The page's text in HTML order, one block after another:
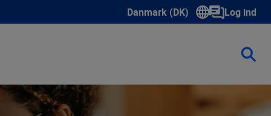
Danmark (DK)
Show submenu for language
Log ind